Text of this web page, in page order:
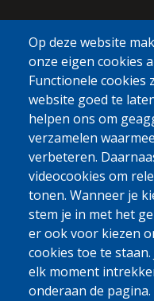
Cookieverklaring
Op deze website
onze eigen cookies
Functionele cookies
website goed te
helpen ons om
verzamelen
verbeteren.
videocookies om
tonen. Wanneer je
stem je in met het
er ook voor kiezen
cookies toe te
elk moment
onderaan de pagina.